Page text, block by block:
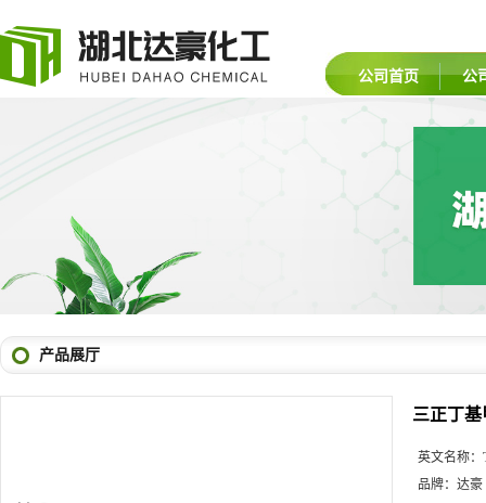
公司首页 公
产品展厅
三正丁
英文名称：
品牌： 达豪